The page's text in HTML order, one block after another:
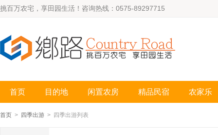
挑百万农宅，享田园生活！咨询热线：0575-89297715
首页 目的地 闲置农房 精品民宿 农家乐
首页 > 四季出游 > 四季出游列表